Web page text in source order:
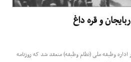
و قره داغ
جشن مفصلی در اداره وظیفه ملی (نظام وظیفه) منعقد شد که روزنامه